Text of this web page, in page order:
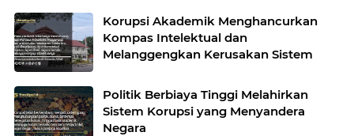
Korupsi Akademik Menghancurkan
Kompas Intelektual dan
Melanggengkan Kerusakan Sistem
Politik Berbiaya Tinggi Melahirkan
Sistem Korupsi yang Menyandera
Negara